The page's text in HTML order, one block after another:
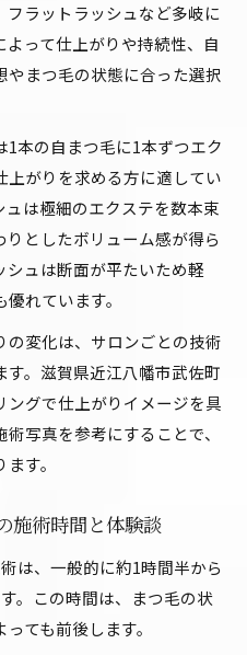
ラットラッシュなど多岐に
って仕上がりや持続性、自
まつ毛の状態に合った選択
本の自まつ毛に1本ずつエク
がりを求める方に適してい
は極細のエクステを数本束
としたボリューム感が得ら
ュは断面が平たいため軽
れています。
変化は、サロンごとの技術
。滋賀県近江八幡市武佐町
グで仕上がりイメージを具
写真を参考にすることで、
す。
施術時間と体験談
は、一般的に約1時間半から
。この時間は、まつ毛の状
ても前後します。